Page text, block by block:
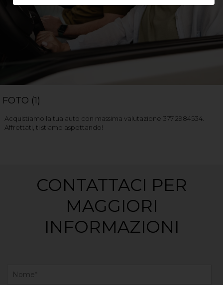
FOTO (1)
Acquistiamo la tua auto con massima valutazione 377 2984534.
Affrettati, ti stiamo aspettando!
CONTATTACI PER
MAGGIORI
INFORMAZIONI